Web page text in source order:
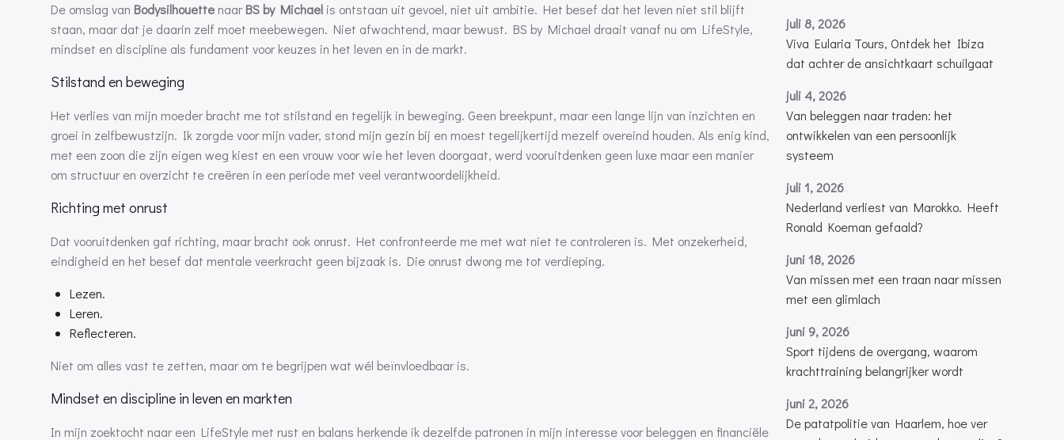
De omslag van Bodysilhouette naarBS by Michael is ontstaan uit gevoel, niet uit ambitie. Het besef dat het leven niet stil blijft
staan, maar dat je daarin zelf moet meebewegen. Niet afwachtend, maar bewust. BS by Michael draait vanaf nu om LifeStyle,
mindset en discipline als fundament voor keuzes in het leven en in de markt.
Stilstand en beweging
Het verlies van mijn moeder bracht me tot stilstand en tegelijk in beweging. Geen breekpunt, maar een lange lijn van inzichten en
groei in zelfbewustzijn. Ik zorgde voor mijn vader, stond mijn gezin bij en moest tegelijkertijd mezelf overeind houden. Als enig kind,
met een zoon die zijn eigen weg kiest en een vrouw voor wie het leven doorgaat, werd vooruitdenken geen luxe maar een manier
om structuur en overzicht te creëren in een periode met veel verantwoordelijkheid.
Richting met onrust
Dat vooruitdenken gaf richting, maar bracht ook onrust. Het confronteerde me met wat niet te controleren is. Met onzekerheid,
eindigheid en het besef dat mentale veerkracht geen bijzaak is. Die onrust dwong me tot verdieping.
Lezen.
Leren.
Reflecteren.
Niet om alles vast te zetten, maar om te begrijpen wat wél beïnvloedbaar is.
Mindset en discipline in leven en markten
In mijn zoektocht naar een LifeStyle met rust en balans herkende ik dezelfde patronen in mijn interesse voor beleggen en financiële
juli 8, 2026
Viva Eularia Tours, Ontdek het Ibiza
dat achter de ansichtkaart schuilgaat
juli 4, 2026
Van beleggen naar traden: het
ontwikkelen van een persoonlijk
systeem
juli 1, 2026
Nederland verliest van Marokko. Heeft
Ronald Koeman gefaald?
juni 18, 2026
Van missen met een traan naar missen
met een glimlach
juni 9, 2026
Sport tijdens de overgang, waarom
krachttraining belangrijker wordt
juni 2, 2026
De patatpolitie van Haarlem, hoe ver